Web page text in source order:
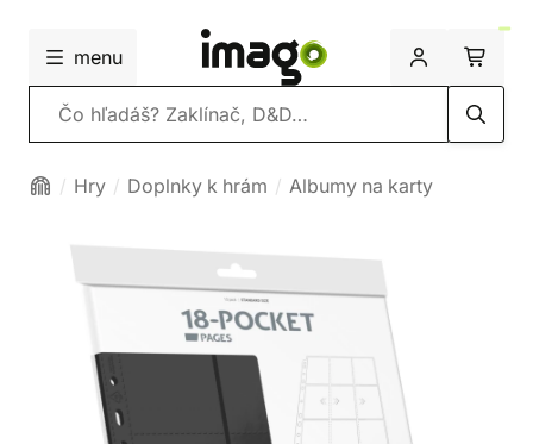
menu
Vyhľadávanie
Hry Doplnky k hrám Albumy na karty